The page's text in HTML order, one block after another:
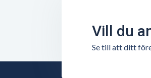
Vill du
Se till att ditt